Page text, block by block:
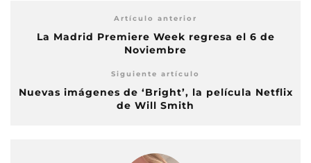
Artículo anterior
La Madrid Premiere Week regresa el 6 de
Noviembre
Siguiente artículo
Nuevas imágenes de ‘Bright’, la película Netflix
de Will Smith